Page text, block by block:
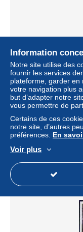
Basket ---
Masculine-
Statut
Information
Notre site utilise des
fournir les services
plateforme, garder en
votre navigation plus
but d’adapter notre
vous permettre de
Certains de ces
notre site, d’autres
préférences. En
Voir plus